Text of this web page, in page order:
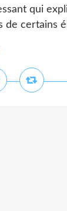
qui
certains